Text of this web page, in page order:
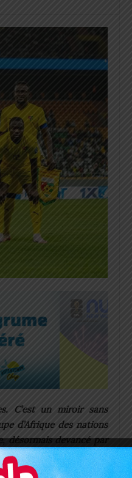
C’est un miroir sans
d’Afrique des nations
désormais devancé par